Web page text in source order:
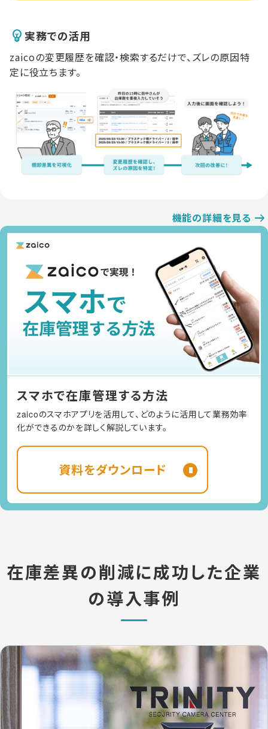
実務での活用
zaicoの変更履歴を確認・検索するだけで、ズレの原因特
定に役立ちます。
機能の詳細を見る
スマホで在庫管理する方法
zaicoのスマホアプリを活用して、どのように活用して業務効率
化ができるのかを詳しく解説しています。
資料をダウンロード
在庫差異の削減に成功した企業
の導入事例